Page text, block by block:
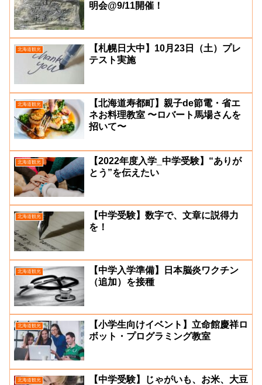
明会@9/11開催！
北海道観光
【札幌日大中】10月23日（土）プレ
テスト実施
北海道観光
【北海道寿都町】親子de節電・省エ
ネお料理教室 〜ロバート馬場さんを
招いて〜
北海道観光
【2022年度入学_中学受験】“ありが
とう”を伝えたい
北海道観光
【中学受験】数字で、文章に説得力
を！
北海道観光
【中学入学準備】日本脳炎ワクチン
（追加）を接種
北海道観光
【小学生向けイベント】立命館慶祥ロ
ボット・プログラミング教室
北海道観光
【中学受験】じゃがいも、お米、大豆